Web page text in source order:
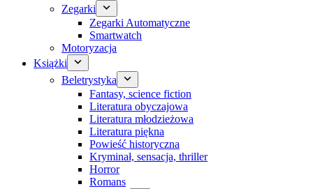
Zegarki
Zegarki Automatyczne
Smartwatch
Motoryzacja
Książki
Beletrystyka
Fantasy, science fiction
Literatura obyczajowa
Literatura młodzieżowa
Literatura piękna
Powieść historyczna
Kryminał, sensacja, thriller
Horror
Romans